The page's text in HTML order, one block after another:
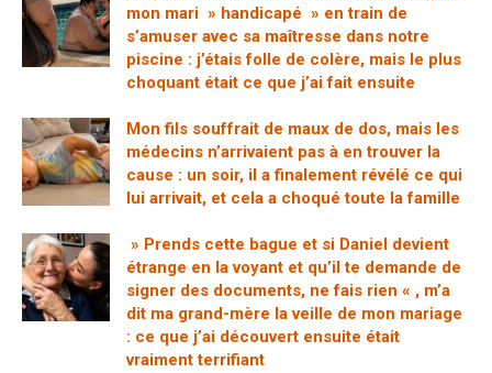
mon mari » handicapé » en train de
s’amuser avec sa maîtresse dans notre
piscine : j’étais folle de colère, mais le plus
choquant était ce que j’ai fait ensuite
Mon fils souffrait de maux de dos, mais les
médecins n’arrivaient pas à en trouver la
cause : un soir, il a finalement révélé ce qui
lui arrivait, et cela a choqué toute la famille
» Prends cette bague et si Daniel devient
étrange en la voyant et qu’il te demande de
signer des documents, ne fais rien « , m’a
dit ma grand-mère la veille de mon mariage
: ce que j’ai découvert ensuite était
vraiment terrifiant